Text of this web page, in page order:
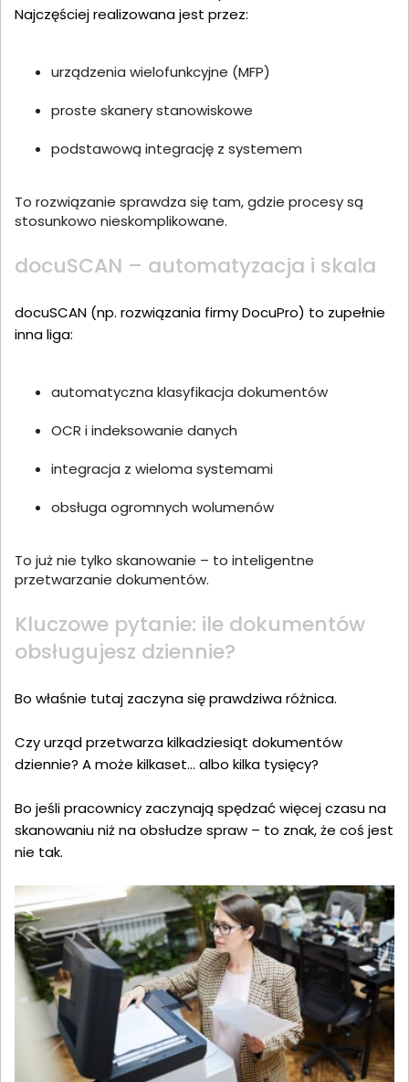
Najczęściej realizowana jest przez:
urządzenia wielofunkcyjne (MFP)
proste skanery stanowiskowe
podstawową integrację z systemem
To rozwiązanie sprawdza się tam, gdzie procesy są
stosunkowo nieskomplikowane.
docuSCAN – automatyzacja i skala
docuSCAN (np. rozwiązania firmy DocuPro) to zupełnie
inna liga:
automatyczna klasyfikacja dokumentów
OCR i indeksowanie danych
integracja z wieloma systemami
obsługa ogromnych wolumenów
To już nie tylko skanowanie – to inteligentne
przetwarzanie dokumentów.
Kluczowe pytanie: ile dokumentów
obsługujesz dziennie?
Bo właśnie tutaj zaczyna się prawdziwa różnica.
Czy urząd przetwarza kilkadziesiąt dokumentów
dziennie? A może kilkaset… albo kilka tysięcy?
Bo jeśli pracownicy zaczynają spędzać więcej czasu na
skanowaniu niż na obsłudze spraw – to znak, że coś jest
nie tak.